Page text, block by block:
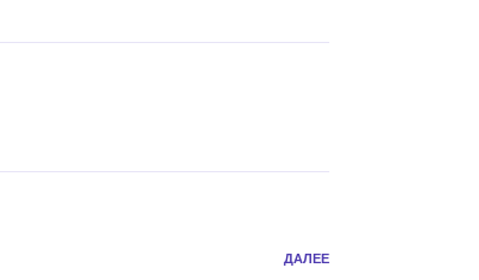
Следующая
ДАЛЕЕ